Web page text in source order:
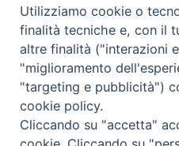
Scrivici
Copyright © 2019 -
Trentina Editrice
Utilizziamo cookie o
finalità tecniche e, con il
altre finalità ("interazioni
"miglioramento
"targeting e pubblicità")
cookie policy.
Cliccando su "accetta"